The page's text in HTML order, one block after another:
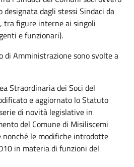
designata dagli stessi Sindaci da
tra figure interne ai singoli
e funzionari).
di Amministrazione sono svolte a
Straordinaria dei Soci del
e aggiornato lo Statuto
di novità legislative in
del Comune di Misiliscemi
nonché le modifiche introdotte
in materia di funzioni del